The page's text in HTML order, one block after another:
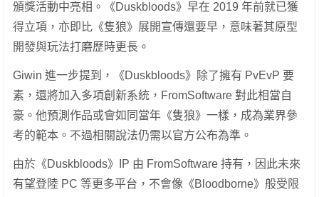
頒獎活動中亮相。《Duskbloods》早在 2019 年前就已獲
得立項，亦即比《隻狼》展開宣傳還要早，意味著其原型
開發與玩法打磨歷時更長。
Giwin 進一步提到，《Duskbloods》除了擁有 PvEvP 要
素，還將加入多項創新系統，FromSoftware 對此相當自
豪。他預測作品或會如同當年《隻狼》一樣，成為業界參
考的範本。不過相關說法仍需以官方公布為準。
由於《Duskbloods》IP 由 FromSoftware 持有，因此未來
有望登陸 PC 等更多平台，不會像《Bloodborne》般受限